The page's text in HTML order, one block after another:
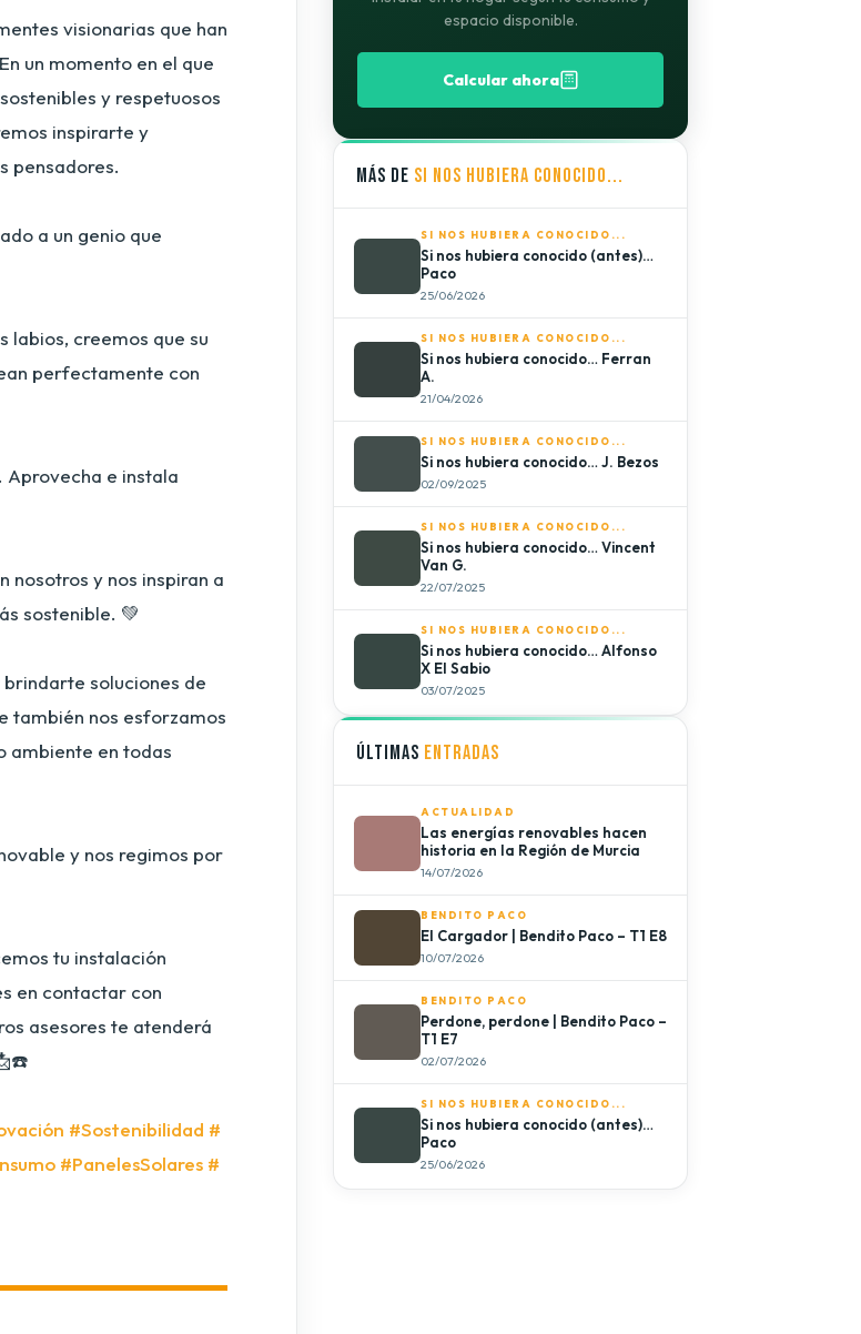
visionarias que han
un momento en el que
y respetuosos
inspirarte y
pensadores.
a un genio que
labios, creemos que su
perfectamente con
Aprovecha e instala
nosotros y nos inspiran a
sostenible. 💚
soluciones de
también nos esforzamos
ambiente en todas
y nos regimos por
tu instalación
en contactar con
asesores te atenderá
#Sostenibilidad #
#PanelesSolares #
espacio disponible.
Calcular ahora
MÁS DE SI NOS HUBIERA CONOCIDO...
SI NOS HUBIERA CONOCIDO...
Si nos hubiera conocido (antes)…
Paco
25/06/2026
SI NOS HUBIERA CONOCIDO...
Si nos hubiera conocido… Ferran
A.
21/04/2026
SI NOS HUBIERA CONOCIDO...
Si nos hubiera conocido… J. Bezos
02/09/2025
SI NOS HUBIERA CONOCIDO...
Si nos hubiera conocido… Vincent
Van G.
22/07/2025
SI NOS HUBIERA CONOCIDO...
Si nos hubiera conocido… Alfonso
X El Sabio
03/07/2025
ÚLTIMAS ENTRADAS
ACTUALIDAD
Las energías renovables hacen
historia en la Región de Murcia
14/07/2026
BENDITO PACO
El Cargador | Bendito Paco – T1 E8
10/07/2026
BENDITO PACO
Perdone, perdone | Bendito Paco –
T1 E7
02/07/2026
SI NOS HUBIERA CONOCIDO...
Si nos hubiera conocido (antes)…
Paco
25/06/2026